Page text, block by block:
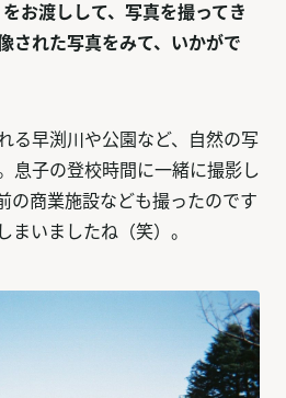
お渡しして、写真を撮ってき
された写真をみて、いかがで
る早渕川や公園など、自然の写
息子の登校時間に一緒に撮影し
の商業施設なども撮ったのです
まいましたね（笑）。